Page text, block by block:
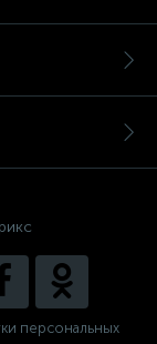
персональных